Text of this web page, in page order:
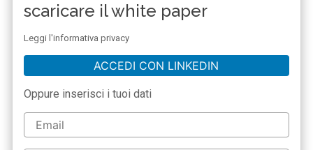
scaricare il white paper
Leggi l'informativa privacy
ACCEDI CON LINKEDIN
Oppure inserisci i tuoi dati